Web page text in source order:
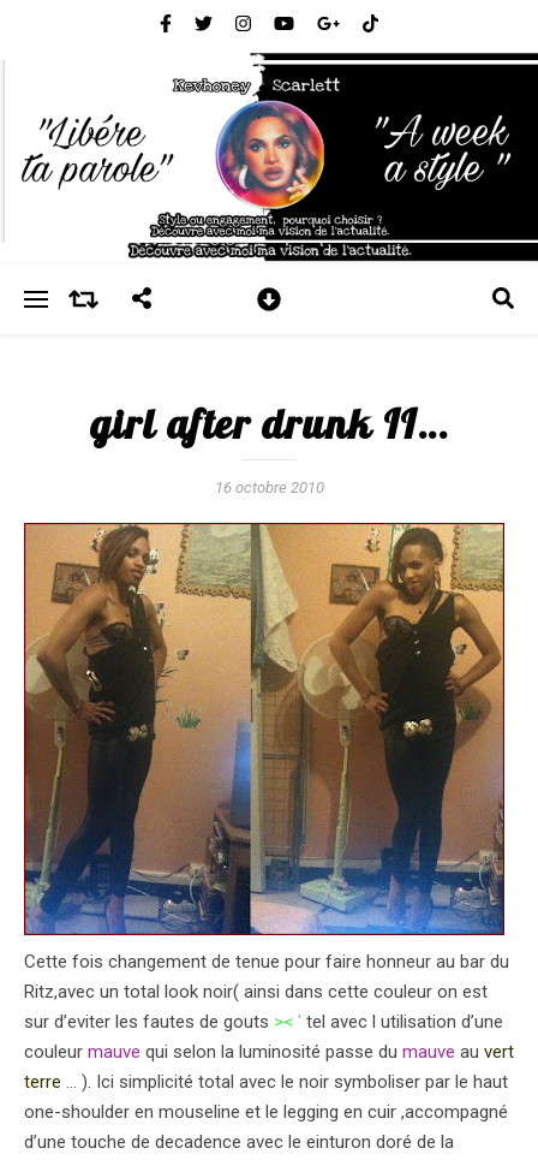
girl after drunk II…
16 octobre 2010
Cette fois changement de tenue pour faire honneur au bar du
Ritz,avec un total look noir( ainsi dans cette couleur on est
sur d’eviter les fautes de gouts >< ' tel avec l utilisation d’une
couleur mauve qui selon la luminosité passe du mauve au vert
terre … ). Ici simplicité total avec le noir symboliser par le haut
one-shoulder en mouseline et le legging en cuir ,accompagné
d’une touche de decadence avec le einturon doré de la